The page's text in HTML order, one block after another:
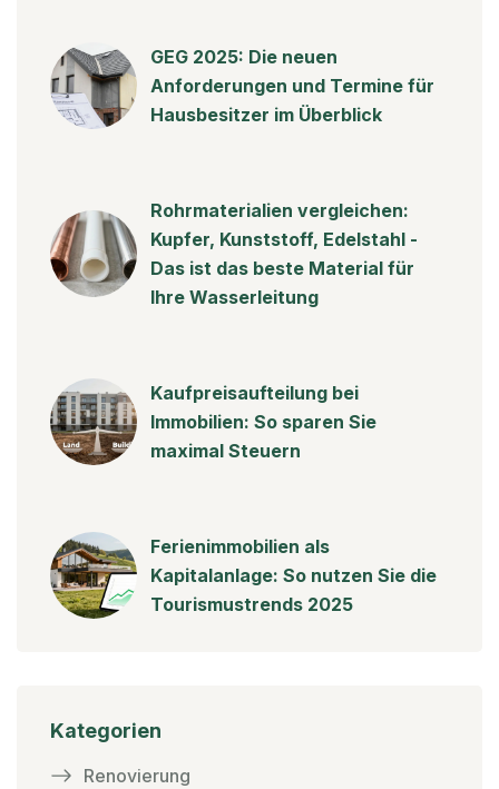
GEG 2025: Die neuen
Anforderungen und Termine für
Hausbesitzer im Überblick
Rohrmaterialien vergleichen:
Kupfer, Kunststoff, Edelstahl -
Das ist das beste Material für
Ihre Wasserleitung
Kaufpreisaufteilung bei
Immobilien: So sparen Sie
maximal Steuern
Ferienimmobilien als
Kapitalanlage: So nutzen Sie die
Tourismustrends 2025
Kategorien
Renovierung